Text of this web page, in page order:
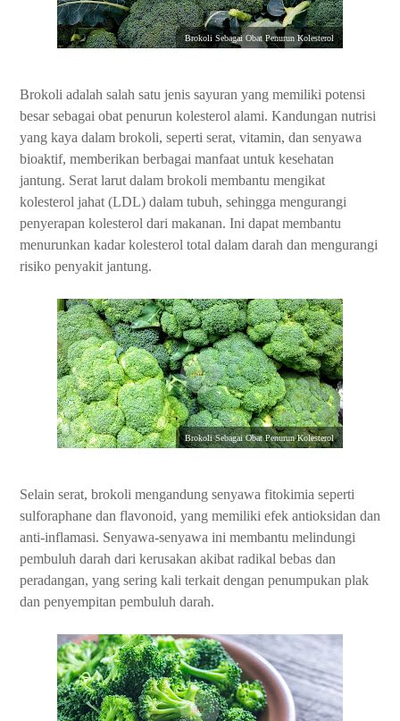
Brokoli Sebagai Obat Penurun Kolesterol
Brokoli adalah salah satu jenis sayuran yang memiliki potensi
besar sebagai obat penurun kolesterol alami. Kandungan nutrisi
yang kaya dalam brokoli, seperti serat, vitamin, dan senyawa
bioaktif, memberikan berbagai manfaat untuk kesehatan
jantung. Serat larut dalam brokoli membantu mengikat
kolesterol jahat (LDL) dalam tubuh, sehingga mengurangi
penyerapan kolesterol dari makanan. Ini dapat membantu
menurunkan kadar kolesterol total dalam darah dan mengurangi
risiko penyakit jantung.
Brokoli Sebagai Obat Penurun Kolesterol
Selain serat, brokoli mengandung senyawa fitokimia seperti
sulforaphane dan flavonoid, yang memiliki efek antioksidan dan
anti-inflamasi. Senyawa-senyawa ini membantu melindungi
pembuluh darah dari kerusakan akibat radikal bebas dan
peradangan, yang sering kali terkait dengan penumpukan plak
dan penyempitan pembuluh darah.